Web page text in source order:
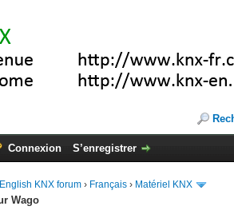
Connexion S’enregistrer
KNX forum › Français › Matériel KNX
Wago